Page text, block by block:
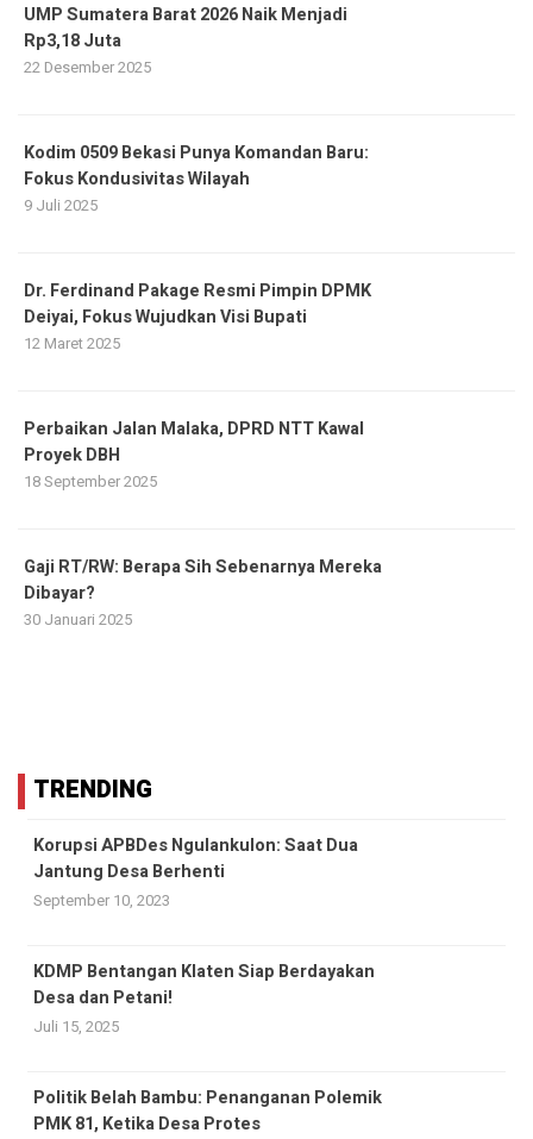
UMP Sumatera Barat 2026 Naik Menjadi
Rp3,18 Juta
22 Desember 2025
Kodim 0509 Bekasi Punya Komandan Baru:
Fokus Kondusivitas Wilayah
9 Juli 2025
Dr. Ferdinand Pakage Resmi Pimpin DPMK
Deiyai, Fokus Wujudkan Visi Bupati
12 Maret 2025
Perbaikan Jalan Malaka, DPRD NTT Kawal
Proyek DBH
18 September 2025
Gaji RT/RW: Berapa Sih Sebenarnya Mereka
Dibayar?
30 Januari 2025
TRENDING
Korupsi APBDes Ngulankulon: Saat Dua
Jantung Desa Berhenti
September 10, 2023
KDMP Bentangan Klaten Siap Berdayakan
Desa dan Petani!
Juli 15, 2025
Politik Belah Bambu: Penanganan Polemik
PMK 81, Ketika Desa Protes